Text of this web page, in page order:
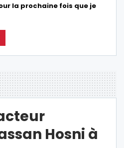
la prochaine fois que je
Hosni à